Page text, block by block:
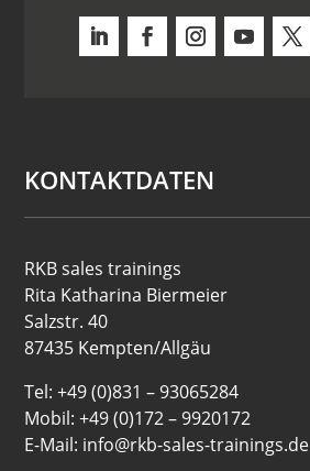
KONTAKTDATEN
RKB sales trainings
Rita Katharina Biermeier
Salzstr. 40
87435 Kempten/Allgäu
Tel: +49 (0)831 – 93065284
Mobil: +49 (0)172 – 9920172
E-Mail: info@rkb-sales-trainings.de